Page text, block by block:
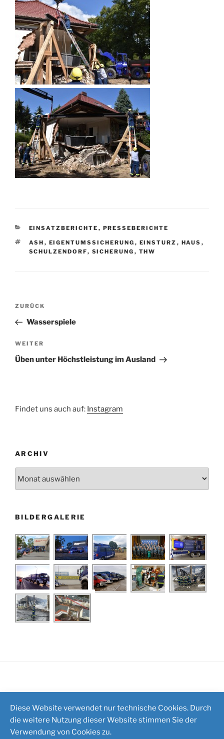
KATEGORIEN
EINSATZBERICHTE , PRESSEBERICHTE
SCHLAGWÖRTER
ASH , EIGENTUMSSICHERUNG , EINSTURZ , HAUS ,
SCHULZENDORF, SICHERUNG , THW
Beitragsnavigation
Vorheriger
Beitrag
ZURÜCK
Wasserspiele
Nächster
Beitrag
WEITER
Üben unter Höchstleistung im Ausland
Findet uns auch auf: Instagram
ARCHIV
BILDERGALERIE
Diese Website verwendet nur technische Cookies. Durch
die weitere Nutzung dieser Website stimmen Sie der
Verwendung von Cookies zu.